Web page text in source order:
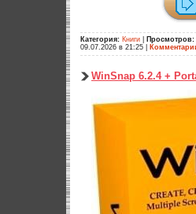
Категория: Книги Просмотров:
09.07.2026 в 21:25
WinSnap 6.2.4 +